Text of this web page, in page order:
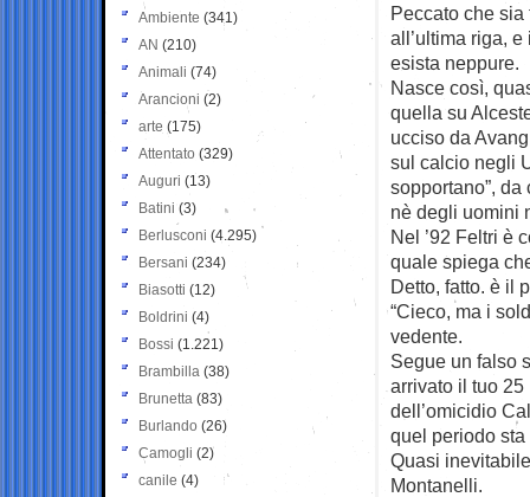
Peccato che
all’ultima riga, e
esista neppure.
Nasce così,
quella su
ucciso da
sul calcio negli
sopportano”,
nè degli uomini
Nel ’92 Feltri è
quale spiega
Detto, fatto. è il
“Cieco, ma i
vedente.
Segue un falso
arrivato il tuo 25
dell’omicidio
quel periodo
Quasi
Montanelli.
Ambiente (341)
AN (210)
Animali (74)
Arancioni (2)
arte (175)
Attentato (329)
Auguri (13)
Batini (3)
Berlusconi (4.295)
Bersani (234)
Biasotti (12)
Boldrini (4)
Bossi (1.221)
Brambilla (38)
Brunetta (83)
Burlando (26)
Camogli (2)
canile (4)